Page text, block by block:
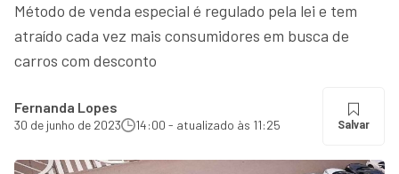
Método de venda especial é regulado pela lei e tem
atraído cada vez mais consumidores em busca de
carros com desconto
Fernanda Lopes
30 de junho de 2023 14:00 - atualizado às 11:25 Salvar